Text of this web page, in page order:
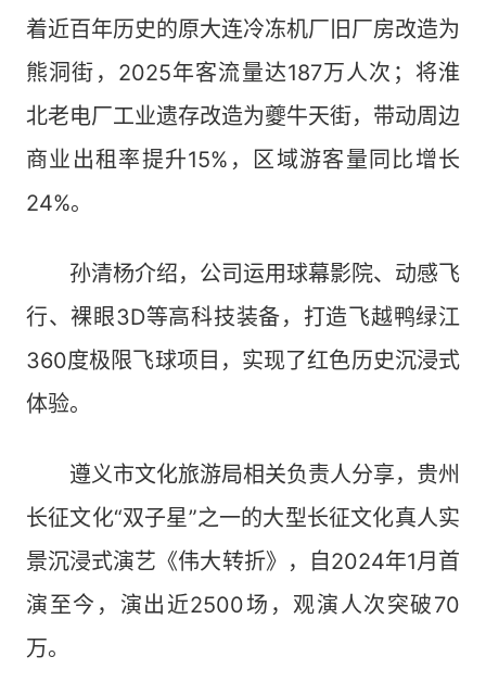
着近百年历史的原大连冷冻机厂旧厂房改造为
熊洞街，2025年客流量达187万人次；将淮
北老电厂工业遗存改造为夔牛天街，带动周边
商业出租率提升15%，区域游客量同比增长
24%。
孙清杨介绍，公司运用球幕影院、动感飞
行、裸眼3D等高科技装备，打造飞越鸭绿江
360度极限飞球项目，实现了红色历史沉浸式
体验。
遵义市文化旅游局相关负责人分享，贵州
长征文化“双子星”之一的大型长征文化真人实
景沉浸式演艺《伟大转折》，自2024年1月首
演至今，演出近2500场，观演人次突破70
万。